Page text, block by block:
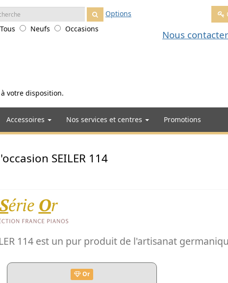
à votre disposition.
Options
Tous
Neufs Occasions Nous contacter
Accessoires Nos services et centres Promotions
SEILER 114
114 est un pur produit de l'artisanat
Or